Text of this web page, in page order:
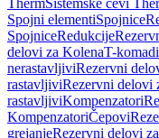
ThermSistemske cevi
Spojni elementiSpojnice
SpojniceRedukcije
delovi za KolenaT-komadi
nerastavljiviRezervni
rastavljiviRezervni delovi
rastavljiviKompenzatori
KompenzatoriČepovi
grejanjeRezervni delovi